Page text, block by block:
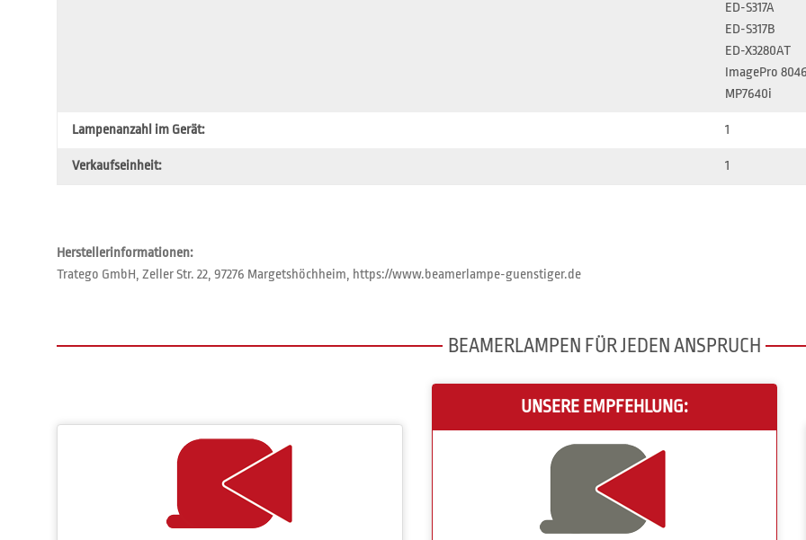
ED-S317A
ED-S317B
ED-X3280AT
ImagePro
MP7640i
Lampenanzahl im Gerät: 1
Verkaufseinheit: 1
Herstellerinformationen:
Tratego GmbH, Zeller Str. 22, 97276 Margetshöchheim, https://www.beamerlampe-guenstiger.de
BEAMERLAMPEN FÜR JEDEN ANSPRUCH
UNSERE EMPFEHLUNG: